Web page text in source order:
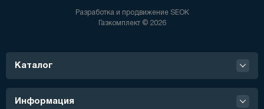
Разработка и продвижение SEOK
Газкомплект © 2026
Каталог
Информация